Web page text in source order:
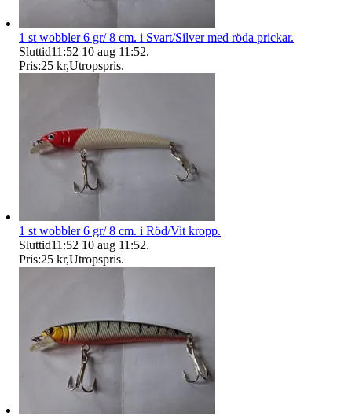
1 st wobbler 6 gr/ 8 cm. i Svart/Silver med röda prickar.
Sluttid11:52 10 aug 11:52.
Pris:25 kr,Utropspris.
1 st wobbler 6 gr/ 8 cm. i Röd/Vit kropp.
Sluttid11:52 10 aug 11:52.
Pris:25 kr,Utropspris.